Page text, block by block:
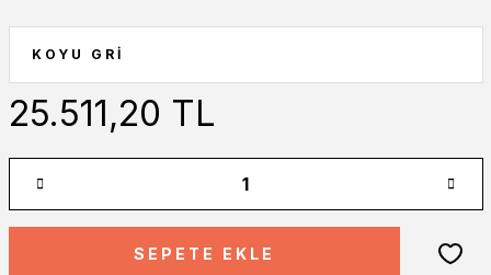
25.511,20 TL
SEPETE EKLE